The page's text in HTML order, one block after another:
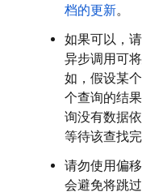
档的更新。
如果可以，
异步调用可
如，假设某
个查询的结
询没有数据
等待该查找完
请勿使用偏
会避免将跳